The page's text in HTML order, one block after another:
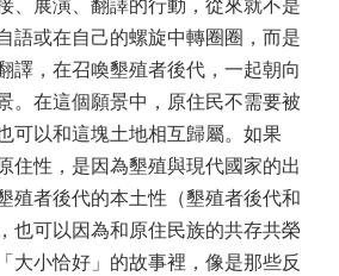
語或在自己的螺旋中轉圈圈，而是
譯，在召喚墾殖者後代，一起朝向
。在這個願景中，原住民不需要被
可以和這塊土地相互歸屬。如果
住性，是因為墾殖與現代國家的出
殖者後代的本土性（墾殖者後代和
也可以因為和原住民族的共存共榮
大小恰好」的故事裡，像是那些反